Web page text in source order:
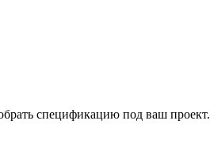
спецификацию под ваш проект.